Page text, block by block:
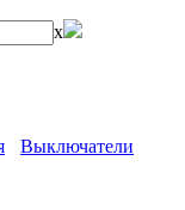
x
Выключатели